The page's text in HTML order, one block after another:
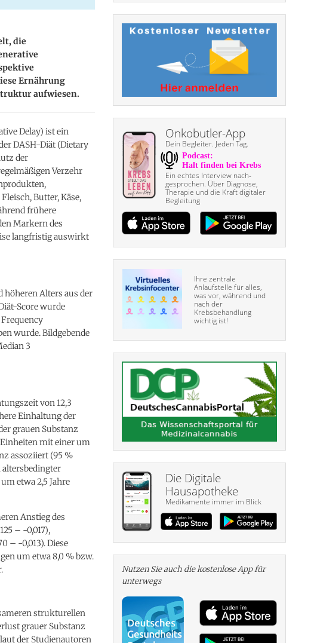
die
Ernährung
aufwiesen.
Delay) ist ein
DASH-Diät (Dietary
der
Verzehr
Butter, Käse,
frühere
Markern des
langfristig auswirkt
Alters aus der
Score wurde
wurde. Bildgebende
3
von 12,3
Einhaltung der
grauen Substanz
mit einer um
assoziiert (95 %
altersbedingter
etwa 2,5 Jahre
Anstieg des
– -0,017),
– -0,013). Diese
um etwa 8,0 % bzw.
strukturellen
grauer Substanz
der Studienautoren
Onkobutler-App
Dein Begleiter. Jeden Tag.
Ein echtes Interview nach­
gesprochen. Über Diagnose,
Therapie und die Kraft digitaler
Begleitung
Ihre zentrale
Anlaufstelle für alles,
was vor, während und
nach der
Krebsbehandlung
wichtig ist!
Die Digitale
Hausapotheke
Medikamente immer im Blick
Nutzen Sie auch die kosten­lose App für
unterwegs